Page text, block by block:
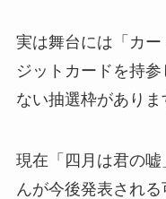
実は舞台には「カ
ジットカードを持
ない抽選枠がありま
現在「四月は君の
んが今後発表される